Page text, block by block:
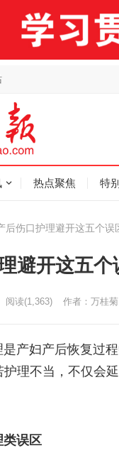
热点聚焦 特
后伤口护理避开这五个误
避开这五
作者：万桂菊
阅读(1,363)
是产妇产后恢复过
护理不当，不仅会
类误区